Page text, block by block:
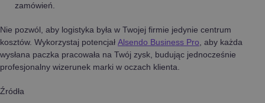
zamówień.
Nie pozwól, aby logistyka była w Twojej firmie jedynie centrum
kosztów. Wykorzystaj potencjał Alsendo Business Pro , aby każda
wysłana paczka pracowała na Twój zysk, budując jednocześnie
profesjonalny wizerunek marki w oczach klienta.
Źródła